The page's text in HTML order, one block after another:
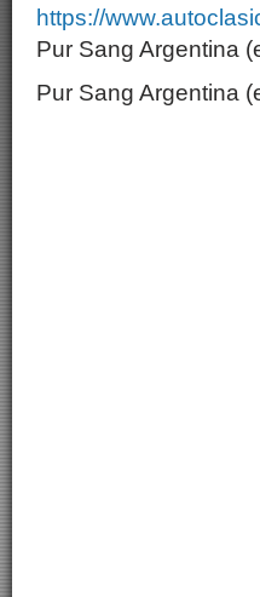
https://
Pur Sang Argentina
Pur Sang Argentina